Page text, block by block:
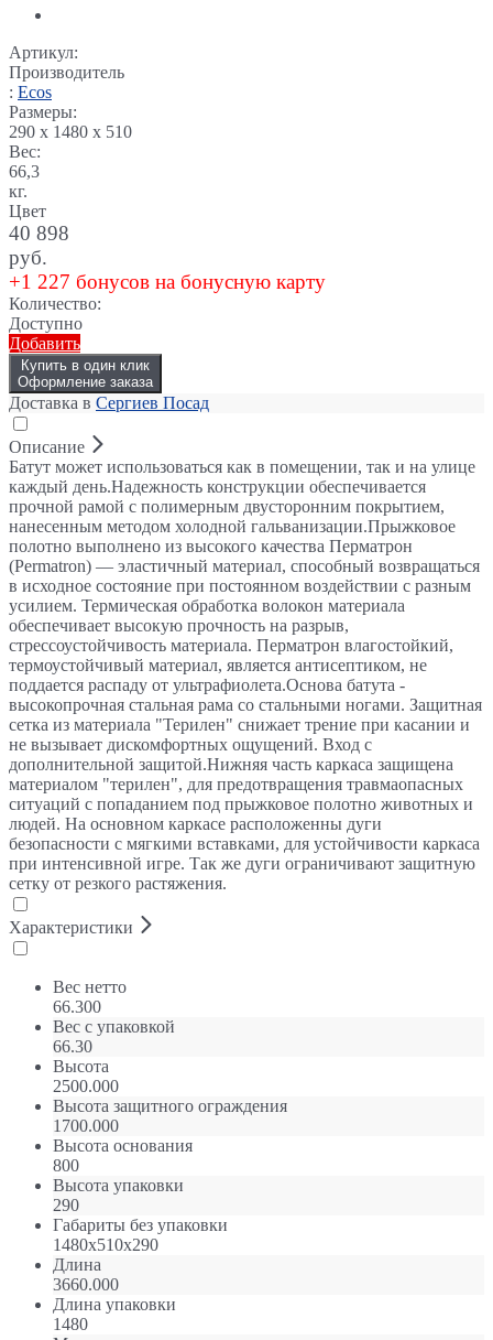
Артикул:
Производитель
: Ecos
Размеры:
290 x 1480 x 510
Вес:
66,3
кг.
Цвет
40 898
руб.
+1 227 бонусов на бонусную карту
Количество:
Доступно
Добавить
Купить в один клик
Оформление заказа
Доставка в Сергиев Посад
Описание
Батут может использоваться как в помещении, так и на улице
каждый день.Надежность конструкции обеспечивается
прочной рамой с полимерным двусторонним покрытием,
нанесенным методом холодной гальванизации.Прыжковое
полотно выполнено из высокого качества Перматрон
(Permatron) — эластичный материал, способный возвращаться
в исходное состояние при постоянном воздействии с разным
усилием. Термическая обработка волокон материала
обеспечивает высокую прочность на разрыв,
стрессоустойчивость материала. Перматрон влагостойкий,
термоустойчивый материал, является антисептиком, не
поддается распаду от ультрафиолета.Основа батута -
высокопрочная стальная рама со стальными ногами. Защитная
сетка из материала "Терилен" снижает трение при касании и
не вызывает дискомфортных ощущений. Вход с
дополнительной защитой.Нижняя часть каркаса защищена
материалом "терилен", для предотвращения травмаопасных
ситуаций с попаданием под прыжковое полотно животных и
людей. На основном каркасе расположенны дуги
безопасности с мягкими вставками, для устойчивости каркаса
при интенсивной игре. Так же дуги ограничивают защитную
сетку от резкого растяжения.
Характеристики
Вес нетто
66.300
Вес с упаковкой
66.30
Высота
2500.000
Высота защитного ограждения
1700.000
Высота основания
800
Высота упаковки
290
Габариты без упаковки
1480х510х290
Длина
3660.000
Длина упаковки
1480